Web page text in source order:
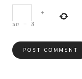
+
un=8